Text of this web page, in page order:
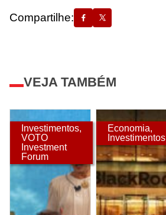
Compartilhe:
VEJA TAMBÉM
Investimentos,
VOTO
Investment
Forum
Economia,
Investimentos